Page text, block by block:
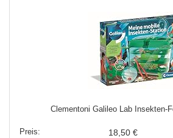
Clementoni Galileo Lab Insekten-
18,50 €